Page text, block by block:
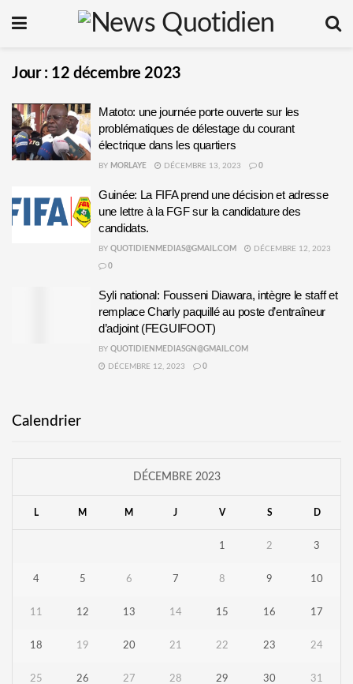
Jour : 12 décembre 2023
Matoto: une journée porte ouverte sur les
problématiques de délestage du courant
électrique dans les quartiers
BY MORLAYE DÉCEMBRE 13, 2023 0
Guinée: La FIFA prend une décision et adresse
une lettre à la FGF sur la candidature des
candidats.
BY QUOTIDIENMEDIAS@GMAIL.COM DÉCEMBRE 12, 2023
0
Syli national: Fousseni Diawara, intègre le staff et
remplace Charly paquillé au poste d’entraîneur
d’adjoint (FEGUIFOOT)
BY QUOTIDIENMEDIASGN@GMAIL.COM
DÉCEMBRE 12, 2023 0
Calendrier
DÉCEMBRE 2023
L M M J V S D
1 2 3
4 5 6 7 8 9 10
11 12 13 14 15 16 17
18 19 20 21 22 23 24
25 26 27 28 29 30 31